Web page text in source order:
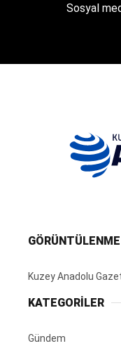
Sosyal
GÖRÜNTÜLENME
Kuzey Anadolu
KATEGORİLER
Gündem